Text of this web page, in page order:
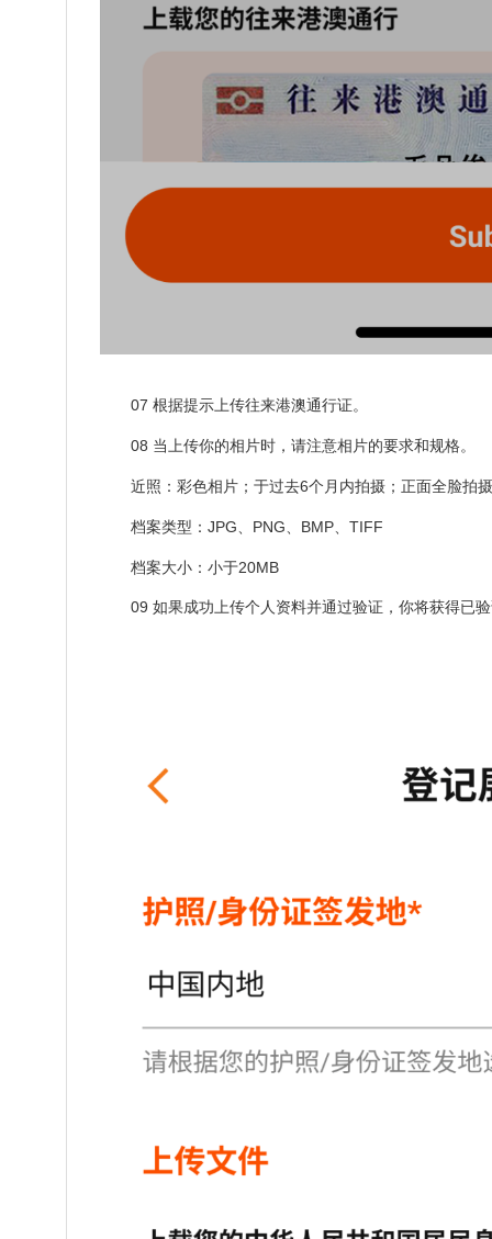
07 根据提示上传往来港澳通行证。
08 当上传你的相片时，请注意相片的要求和规格。
近照：彩色相片；于过去6个月内拍摄；正面全脸拍
档案类型：JPG、PNG、BMP、TIFF
档案大小：小于20MB
09 如果成功上传个人资料并通过验证，你将获得已